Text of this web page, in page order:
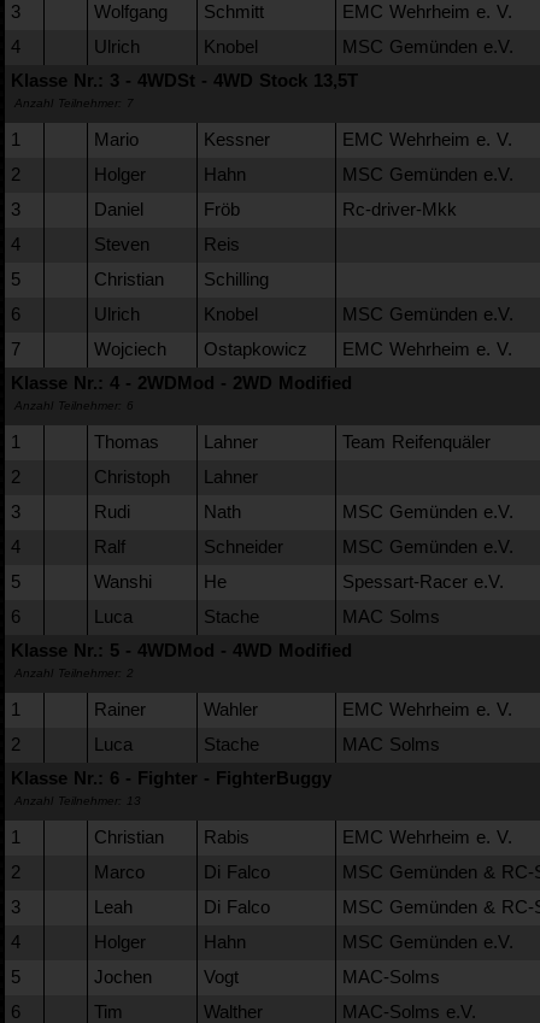
3
Wolfgang Schmitt
EMC Wehrheim e. V.
4
Ulrich Knobel
MSC Gemünden e.V.
Klasse Nr.: 3 - 4WDSt - 4WD Stock 13,5T
Anzahl Teilnehmer: 7
1 Mario Kessner
EMC Wehrheim e. V.
2
Holger Hahn
MSC Gemünden e.V.
3
Daniel Fröb
Rc-driver-Mkk
4
Steven
Reis
5
Christian
Schilling
6
Ulrich Knobel
MSC Gemünden e.V.
7
Wojciech Ostapkowicz
EMC Wehrheim e. V.
Klasse Nr.: 4 - 2WDMod - 2WD Modified
Anzahl Teilnehmer: 6
1 Thomas Lahner
Team Reifenquäler
2
Christoph
Lahner
3
Rudi Nath
MSC Gemünden e.V.
4
Ralf Schneider
MSC Gemünden e.V.
5
Wanshi He
Spessart-Racer e.V.
6
Luca Stache
MAC Solms
Klasse Nr.: 5 - 4WDMod - 4WD Modified
Anzahl Teilnehmer: 2
1 Rainer Wahler
EMC Wehrheim e. V.
2
Luca Stache
MAC Solms
Klasse Nr.: 6 - Fighter - FighterBuggy
Anzahl Teilnehmer: 13
1 Christian Rabis
EMC Wehrheim e. V.
2
Marco Di Falco
MSC Gemünden & RC-
3
Leah Di Falco
MSC Gemünden & RC-
4
Holger Hahn
MSC Gemünden e.V.
5
Jochen Vogt
MAC-Solms
6
Tim Walther
MAC-Solms e.V.